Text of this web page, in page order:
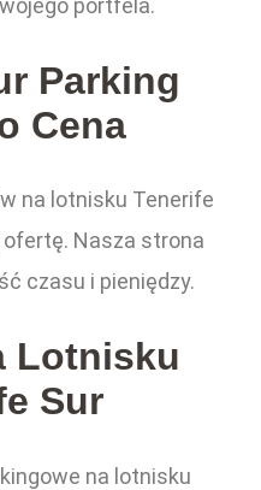
Parking
Cena
na lotnisku Tenerife
Nasza strona
czasu i pieniędzy.
Lotnisku
Sur
na lotnisku